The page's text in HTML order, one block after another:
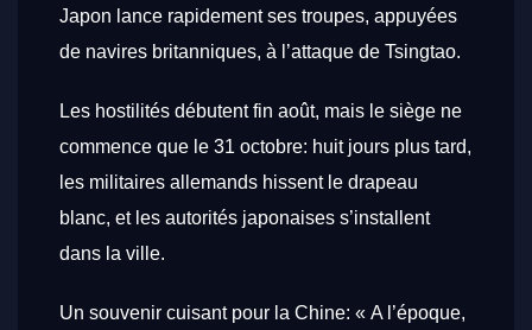
Japon lance rapidement ses troupes, appuyées
de navires britanniques, à l’attaque de Tsingtao.
Les hostilités débutent fin août, mais le siège ne
commence que le 31 octobre: huit jours plus tard,
les militaires allemands hissent le drapeau
blanc, et les autorités japonaises s’installent
dans la ville.
Un souvenir cuisant pour la Chine: « A l’époque,